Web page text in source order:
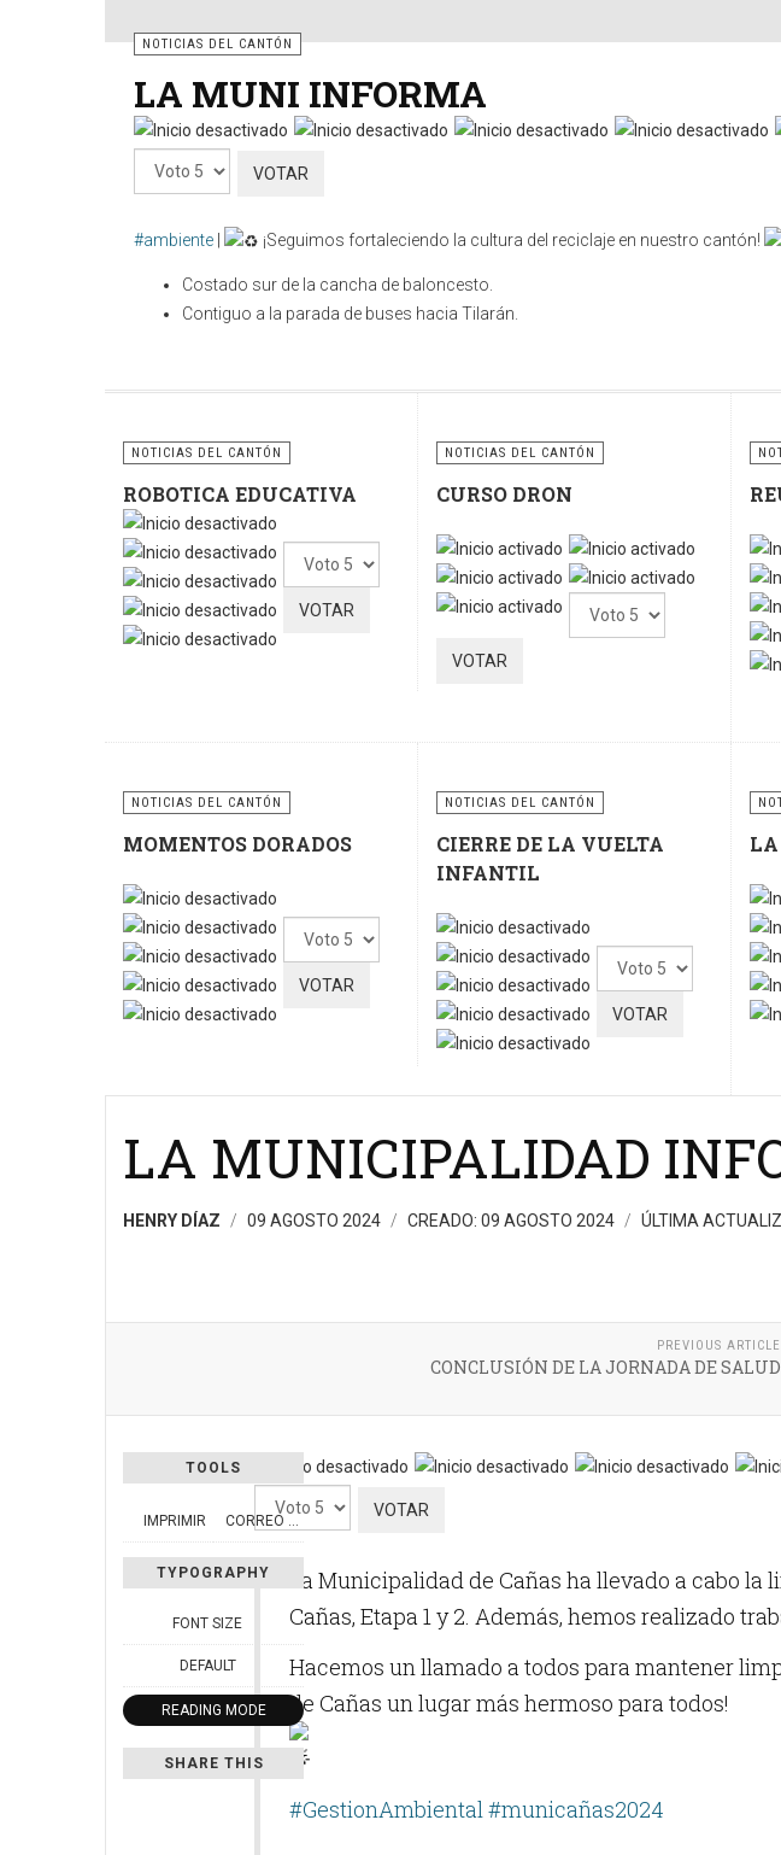
NOTICIAS DEL CANTÓN
LA MUNI INFORMA
Por
favor,
#ambiente | ¡Seguimos fortaleciendo la cultura del reciclaje en nuestro cantón!
Costado sur de la cancha de baloncesto.
Contiguo a la parada de buses hacia Tilarán.
contenedores y sigamos fomentando la cultura del reciclaje para construir un
NOTICIAS DEL CANTÓN
ROBOTICA EDUCATIVA
Por
favor,
vote
NOTICIAS DEL CANTÓN
CURSO DRON
Ratio:5/5
Por
favor,
NOTICIAS DEL CANTÓN
MOMENTOS DORADOS
Por
favor,
vote
NOTICIAS DEL CANTÓN
CIERRE DE LA VUELTA
INFANTIL
Por
favor,
vote
LA MUNICIPALIDAD
HENRY DÍAZ 09 AGOSTO 2024 CREADO: 09 AGOSTO 2024 ÚLTIMA
PREVIOUS ARTICLE
CONCLUSIÓN DE LA JORNADA DE SALUD
TOOLS
IMPRIMIR CORREO ELECTRÓNICO
TYPOGRAPHY
FONT SIZE
DEFAULT
READING MODE
SHARE THIS
Por
favor,
vote
La Municipalidad de Cañas ha llevado a cabo
Cañas, Etapa 1 y 2. Además, hemos realizado
Hacemos un llamado a todos para mantener
de Cañas un lugar más hermoso para todos!
#GestionAmbiental #municañas2024